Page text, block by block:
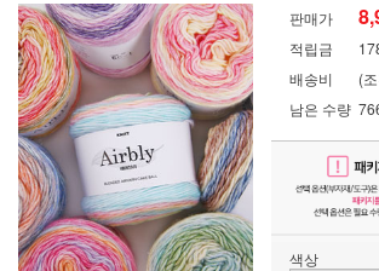
판매가
적립금
배송비
(
남은 수량
색상